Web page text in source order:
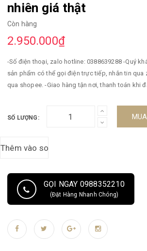
nhiên giá thật
Còn hàng
2.950.000₫
-Số điện thoại, zalo hotline: 0388639288 -Quý khách có thắc mắc về
sản phẩm có thể gọi điện trực tiếp, nhắn tin qua
qua shopee. -Giao hàng tận nơi, thanh toán khi đã kiểm tra và nhận
SỐ LƯỢNG:
GỌI NGAY 0988352210
(Đặt Hàng Nhanh Chóng)